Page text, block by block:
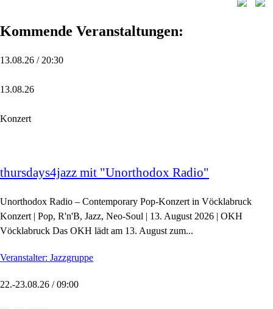
Kommende Veranstaltungen:
13.08.26 / 20:30
13.08.26
Konzert
thursdays4jazz mit "Unorthodox Radio"
Unorthodox Radio – Contemporary Pop-Konzert in Vöcklabruck
Konzert | Pop, R'n'B, Jazz, Neo-Soul | 13. August 2026 | OKH
Vöcklabruck Das OKH lädt am 13. August zum...
Veranstalter: Jazzgruppe
22.-23.08.26 / 09:00